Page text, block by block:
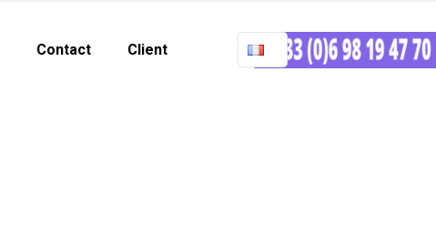
Contact Client